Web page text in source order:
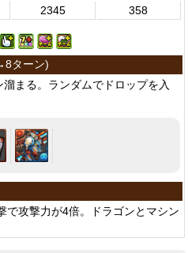
2345 358
ターン)
まる。ランダムでドロップを入
で攻撃力が4倍。ドラゴンとマシン